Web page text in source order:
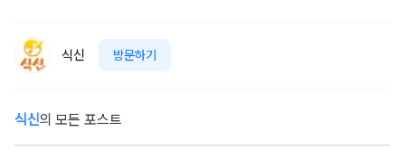
식신 방문하기
식신의 모든 포스트